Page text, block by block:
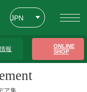
JPN
報
ONLINE
SHOP
円～7,000円 > 2ページ
ア集